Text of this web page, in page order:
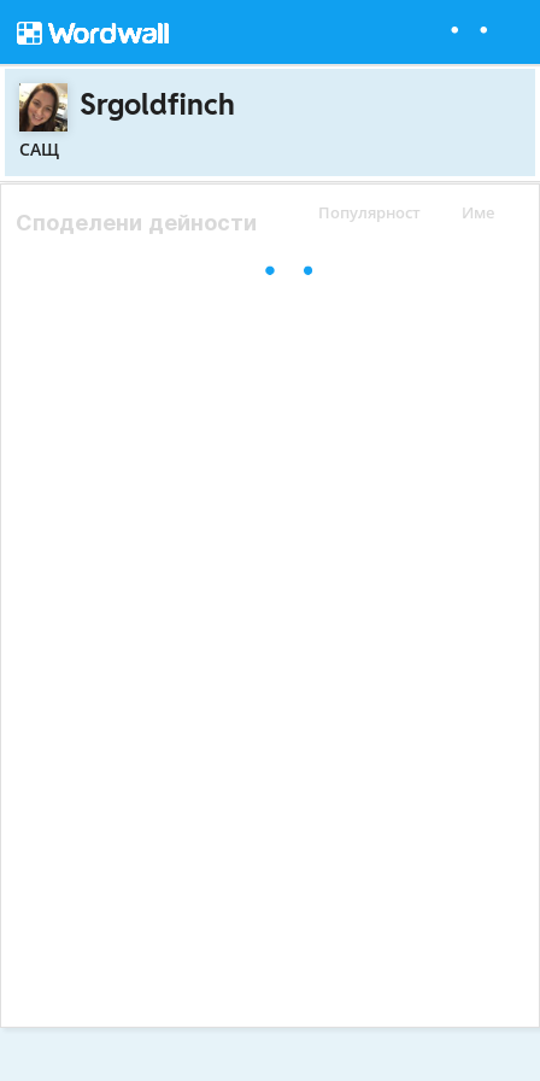
Srgoldfinch
САЩ
Популярност Име
Споделени дейности